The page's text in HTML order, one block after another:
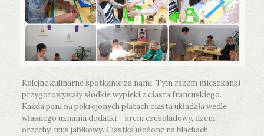
Kolejne kulinarne spotkanie za nami. Tym razem mieszkanki
przygotowywały słodkie wypieki z ciasta francuskiego.
Każda pani na pokrojonych płatach ciasta układała wedle
własnego uznania dodatki – krem czekoladowy, dżem,
orzechy, mus jabłkowy. Ciastka ułożone na blachach